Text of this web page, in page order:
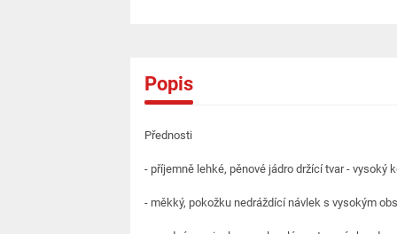
Popis
Přednosti
- příjemně lehké, pěnové jádro držící tvar -
- měkký, pokožku nedráždící návlek s vysokým